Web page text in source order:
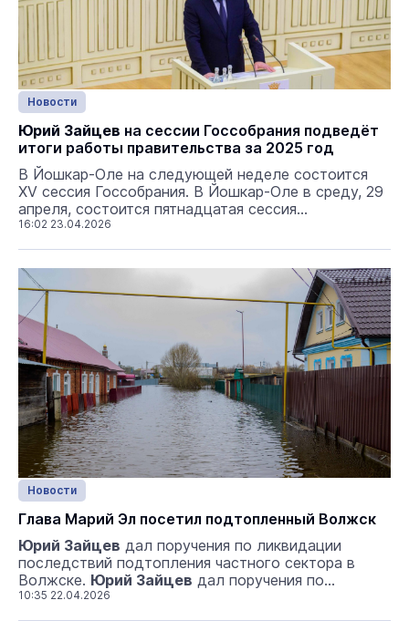
Новости
Юрий Зайцев на сессии Госсобрания подведёт
итоги работы правительства за 2025 год
В Йошкар-Оле на следующей неделе состоится
XV сессия Госсобрания. В Йошкар-Оле в среду, 29
апреля, состоится пятнадцатая сессия
Государственного собрания Республики Марий Эл.
которое откроется в 10 часов в Доме дружбы
народов, депутаты заслушают отчёт главы Марий
Эл Юрия Зайцева о результатах деятельности
правительства республики за 2025 год. В ходе
второго заседания парламентариям предстоит
назначить мировых...
16:02 23.04.2026
Новости
Глава Марий Эл посетил подтопленный Волжск
Юрий Зайцев дал поручения по ликвидации
последствий подтопления частного сектора в
Волжске. Юрий Зайцев дал поручения по
ликвидации последствий ...
10:35 22.04.2026